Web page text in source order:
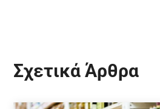
Σχετικά Άρθρα